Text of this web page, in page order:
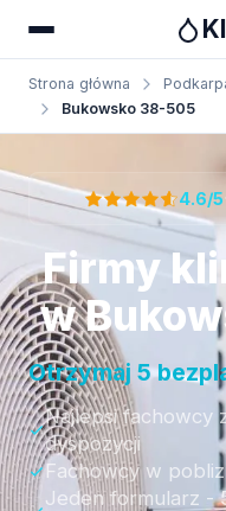
Strona główna
Bukowsko 38-505
Otrzymaj bezpłatną
4.6/5
Firmy
w
Otrzymaj 5
Najlepsi fachowcy
dyspozycji
Fachowcy w
Jeden formularz -